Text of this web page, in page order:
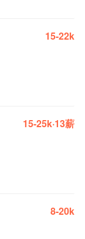
15-22k
15-25k·13薪
8-20k